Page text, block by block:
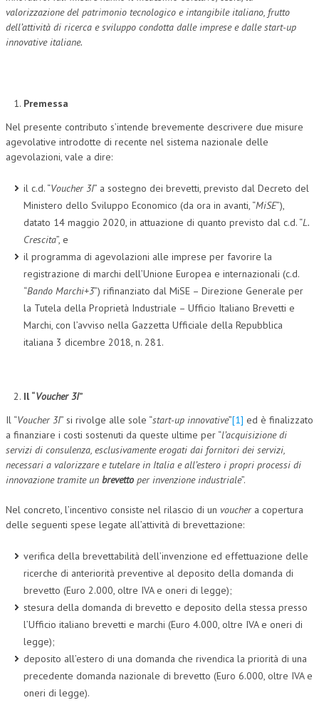
valorizzazione del patrimonio tecnologico e intangibile italiano, frutto
dell’attività di ricerca e sviluppo condotta dalle imprese e dalle start-up
innovative italiane.
Premessa
Nel presente contributo s’intende brevemente descrivere due misure
agevolative introdotte di recente nel sistema nazionale delle
agevolazioni, vale a dire:
il c.d. “Voucher 3I” a sostegno dei brevetti, previsto dal Decreto del
Ministero dello Sviluppo Economico (da ora in avanti, “MiSE”),
datato 14 maggio 2020, in attuazione di quanto previsto dal c.d. “L.
Crescita”, e
il programma di agevolazioni alle imprese per favorire la
registrazione di marchi dell’Unione Europea e internazionali (c.d.
“Bando Marchi+3”) rifinanziato dal MiSE – Direzione Generale per
la Tutela della Proprietà Industriale – Ufficio Italiano Brevetti e
Marchi, con l’avviso nella Gazzetta Ufficiale della Repubblica
italiana 3 dicembre 2018, n. 281.
Il “Voucher 3I”
Il “Voucher 3I” si rivolge alle sole “start-up innovative”[1] ed è finalizzato
a finanziare i costi sostenuti da queste ultime per “l’acquisizione di
servizi di consulenza, esclusivamente erogati dai fornitori dei servizi,
necessari a valorizzare e tutelare in Italia e all’estero i propri processi di
innovazione tramite un brevetto per invenzione industriale”.
Nel concreto, l’incentivo consiste nel rilascio di un vouchera copertura
delle seguenti spese legate all’attività di brevettazione:
verifica della brevettabilità dell’invenzione ed effettuazione delle
ricerche di anteriorità preventive al deposito della domanda di
brevetto (Euro 2.000, oltre IVA e oneri di legge);
stesura della domanda di brevetto e deposito della stessa presso
l’Ufficio italiano brevetti e marchi (Euro 4.000, oltre IVA e oneri di
legge);
deposito all’estero di una domanda che rivendica la priorità di una
precedente domanda nazionale di brevetto (Euro 6.000, oltre IVA e
oneri di legge).